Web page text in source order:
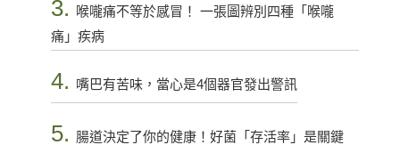
3.
喉嚨痛不等於感冒！ 一張圖辨別四種「喉嚨
痛」疾病
4. 嘴巴有苦味，當心是4個器官發出警訊
5. 腸道決定了你的健康！好菌「存活率」是關鍵